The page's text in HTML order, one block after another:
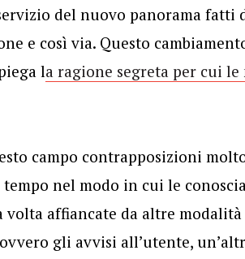
del nuovo panorama fatti
e così via. Questo
la ragione segreta per cui
campo contrapposizioni
nel modo in cui le
volta affiancate da altre
gli avvisi all’utente,